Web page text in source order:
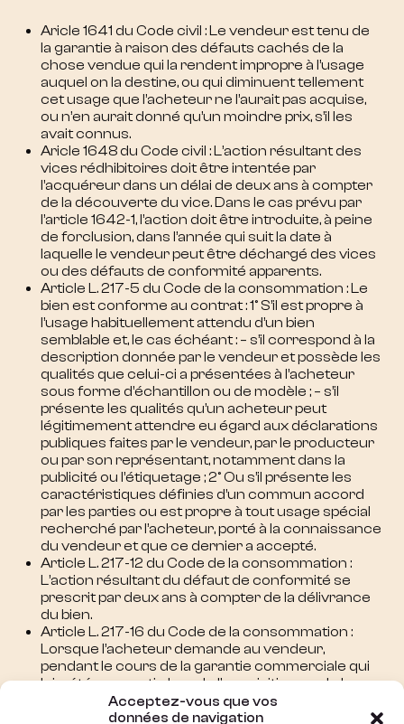
Acceptez-vous que vos
données de navigation
Aricle 1641 du Code civil : Le vendeur est tenu de
la garantie à raison des défauts cachés de la
chose vendue qui la rendent impropre à l’usage
auquel on la destine, ou qui diminuent tellement
cet usage que l’acheteur ne l’aurait pas acquise,
ou n’en aurait donné qu’un moindre prix, s’il les
avait connus.
Aricle 1648 du Code civil : L’action résultant des
vices rédhibitoires doit être intentée par
l’acquéreur dans un délai de deux ans à compter
de la découverte du vice. Dans le cas prévu par
l’article 1642-1, l’action doit être introduite, à peine
de forclusion, dans l’année qui suit la date à
laquelle le vendeur peut être déchargé des vices
ou des défauts de conformité apparents.
Article L. 217-5 du Code de la consommation : Le
bien est conforme au contrat : 1° S’il est propre à
l’usage habituellement attendu d’un bien
semblable et, le cas échéant : – s’il correspond à la
description donnée par le vendeur et possède les
qualités que celui-ci a présentées à l’acheteur
sous forme d’échantillon ou de modèle ; – s’il
présente les qualités qu’un acheteur peut
légitimement attendre eu égard aux déclarations
publiques faites par le vendeur, par le producteur
ou par son représentant, notamment dans la
publicité ou l’étiquetage ; 2° Ou s’il présente les
caractéristiques définies d’un commun accord
par les parties ou est propre à tout usage spécial
recherché par l’acheteur, porté à la connaissance
du vendeur et que ce dernier a accepté.
Article L. 217-12 du Code de la consommation :
L’action résultant du défaut de conformité se
prescrit par deux ans à compter de la délivrance
du bien.
Article L. 217-16 du Code de la consommation :
Lorsque l’acheteur demande au vendeur,
pendant le cours de la garantie commerciale qui
lui a été consentie lors de l’acquisition ou de la
réparation d’un bien meuble, une remise en état
couverte par la garantie, toute période